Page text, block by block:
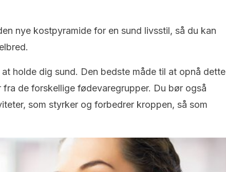
nye kostpyramide for en sund livsstil, så du kan
holde dig sund. Den bedste måde til at opnå dette
de forskellige fødevaregrupper. Du bør også
som styrker og forbedrer kroppen, så som